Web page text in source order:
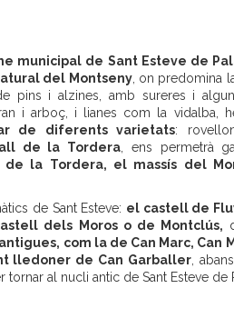
municipal de Sant Esteve de
del Montseny, on predomina
pins i alzines, amb sureres i
i arboç, i lianes com la vidalba,
de diferents varietats:
de la Tordera , ens permetrà
la Tordera, el massís del
de Sant Esteve: el castell de
dels Moros o de Montclús,
com la de Can Marc, Can
lledoner de Can Garballer,
tornar al nucli antic de Sant Esteve de